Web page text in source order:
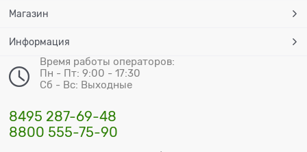
Магазин
Информация
Время работы операторов:
Пн - Пт: 9:00 - 17:30
Сб - Вс: Выходные
8495 287-69-48
8800 555-75-90